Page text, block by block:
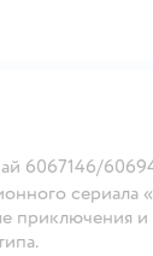
6067146/